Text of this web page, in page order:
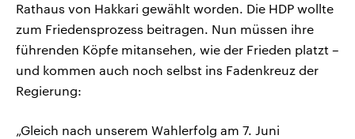
Rathaus von Hakkari gewählt worden. Die HDP wollte
zum Friedensprozess beitragen. Nun müssen ihre
führenden Köpfe mitansehen, wie der Frieden platzt –
und kommen auch noch selbst ins Fadenkreuz der
Regierung:
„Gleich nach unserem Wahlerfolg am 7. Juni